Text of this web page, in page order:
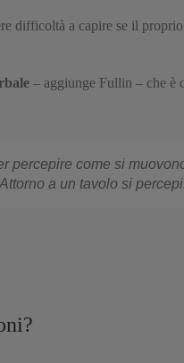
difficoltà a capire se il
– aggiunge Fullin – che è
percepire come si
a un tavolo si